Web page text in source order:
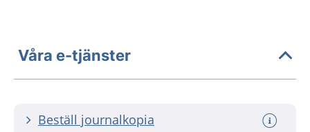
Våra e-tjänster
Beställ journalkopia